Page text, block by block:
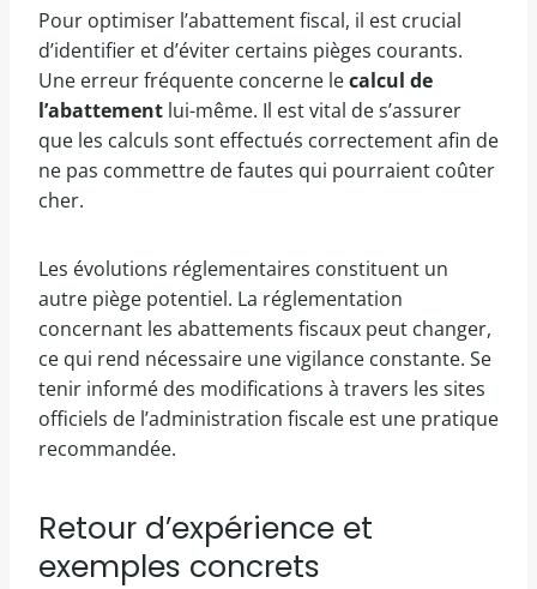
Pour optimiser l’abattement fiscal, il est crucial
d’identifier et d’éviter certains pièges courants.
Une erreur fréquente concerne lecalcul de
l’abattement lui-même. Il est vital de s’assurer
que les calculs sont effectués correctement afin de
ne pas commettre de fautes qui pourraient coûter
cher.
Les évolutions réglementaires constituent un
autre piège potentiel. La réglementation
concernant les abattements fiscaux peut changer,
ce qui rend nécessaire une vigilance constante. Se
tenir informé des modifications à travers les sites
officiels de l’administration fiscale est une pratique
recommandée.
Retour d’expérience et
exemples concrets